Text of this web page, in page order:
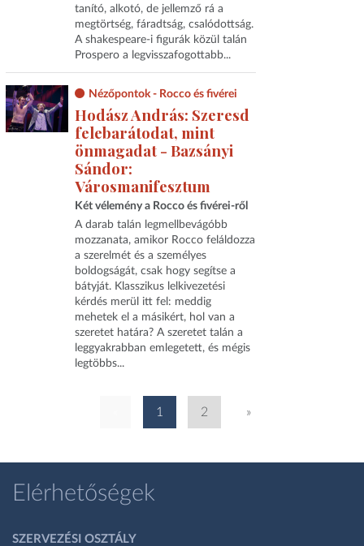
tanító, alkotó, de jellemző rá a
megtörtség, fáradtság, csalódottság.
A shakespeare-i figurák közül talán
Prospero a legvisszafogottabb...
Nézőpontok - Rocco és fivérei
Hodász András: Szeresd
felebarátodat, mint
önmagadat - Bazsányi
Sándor:
Városmanifesztum
Két vélemény a Rocco és fivérei-ről
A darab talán legmellbevágóbb
mozzanata, amikor Rocco feláldozza
a szerelmét és a személyes
boldogságát, csak hogy segítse a
bátyját. Klasszikus lelkivezetési
kérdés merül itt fel: meddig
mehetek el a másikért, hol van a
szeretet határa? A szeretet talán a
leggyakrabban emlegetett, és mégis
legtöbbs...
1 2 »
Elérhetőségek
SZERVEZÉSI OSZTÁLY